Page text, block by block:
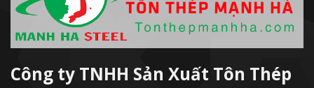
Công ty TNHH Sản Xuất Tôn Thép